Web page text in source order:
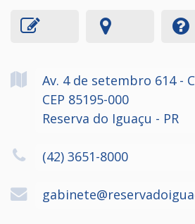
Av. 4 de setembro 614 -
CEP 85195-000
Reserva do Iguaçu - PR
(42) 3651-8000